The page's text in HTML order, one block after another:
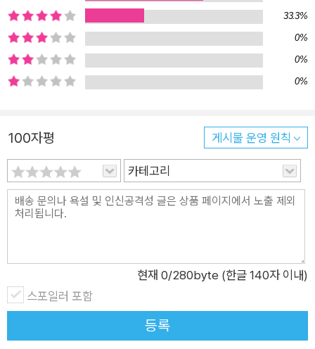
33.3%
0%
0%
0%
100자평 게시물 운영 원칙
카테고리
현재 0/280byte (한글 140자 이내)
스포일러 포함
등록